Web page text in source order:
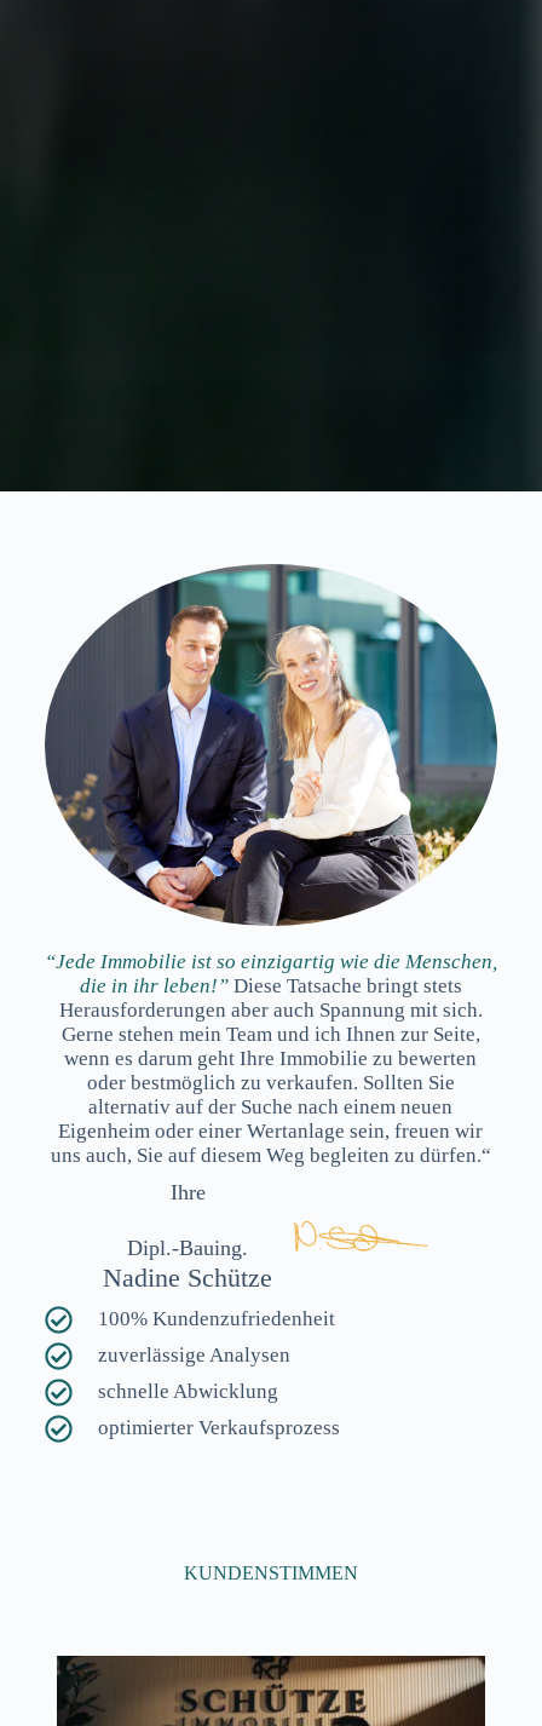
“Jede Immobilie ist so einzigartig wie die Menschen,
die in ihr leben!”Diese Tatsache bringt stets
Herausforderungen aber auch Spannung mit sich.
Gerne stehen mein Team und ich Ihnen zur Seite,
wenn es darum geht Ihre Immobilie zu bewerten
oder bestmöglich zu verkaufen. Sollten Sie
alternativ auf der Suche nach einem neuen
Eigenheim oder einer Wertanlage sein, freuen wir
uns auch, Sie auf diesem Weg begleiten zu dürfen.“
Ihre
Dipl.-Bauing.
Nadine Schütze
100% Kundenzufriedenheit
zuverlässige Analysen
schnelle Abwicklung
optimierter Verkaufsprozess
KUNDENSTIMMEN